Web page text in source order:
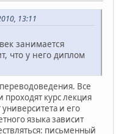
13:11
занимается
что у него диплом
Все
курс лекция
и его
языка зависит
письменный